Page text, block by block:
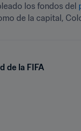
los fondos del
de la capital,
de la FIFA